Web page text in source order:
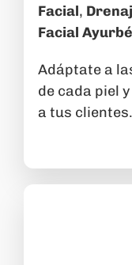
Facial,
Facial
Adáptate a
de cada piel
a tus clientes.